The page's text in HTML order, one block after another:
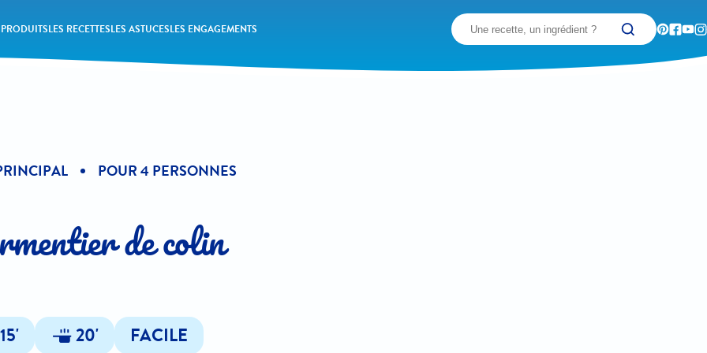
LES RECETTESLES ASTUCESLES ENGAGEMENTS Recherchez
POUR 4 PERSONNES
de colin
15' 20' FACILE